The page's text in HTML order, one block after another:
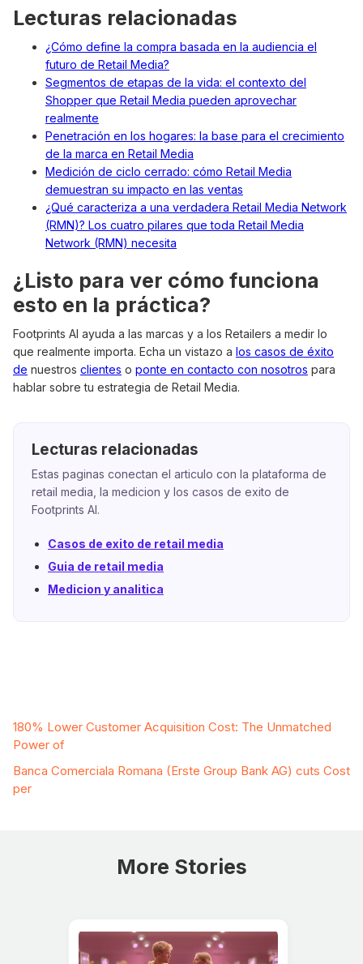
Lecturas relacionadas
¿Cómo define la compra basada en la audiencia el
futuro de Retail Media?
Segmentos de etapas de la vida: el contexto del
Shopper que Retail Media pueden aprovechar
realmente
Penetración en los hogares: la base para el crecimiento
de la marca en Retail Media
Medición de ciclo cerrado: cómo Retail Media
demuestran su impacto en las ventas
¿Qué caracteriza a una verdadera Retail Media Network
(RMN)? Los cuatro pilares que toda Retail Media
Network (RMN) necesita
¿Listo para ver cómo funciona
esto en la práctica?
Footprints AI ayuda a las marcas y a los Retailers a medir lo
que realmente importa. Echa un vistazo a los casos de éxito
de nuestros clientes o ponte en contacto con nosotros para
hablar sobre tu estrategia de Retail Media.
Lecturas relacionadas
Estas paginas conectan el articulo con la plataforma de
retail media, la medicion y los casos de exito de
Footprints AI.
Casos de exito de retail media
Guia de retail media
Medicion y analitica
180% Lower Customer Acquisition Cost: The Unmatched
Power of
Banca Comerciala Romana (Erste Group Bank AG) cuts Cost
per
More Stories